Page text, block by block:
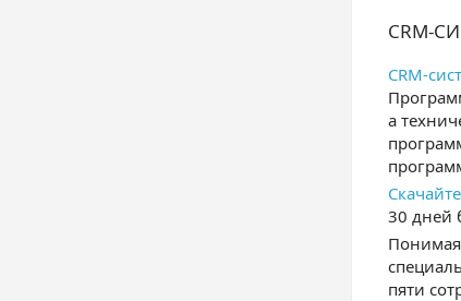
CRM-
CRM-
а
Скачайте
30 дней
пяти